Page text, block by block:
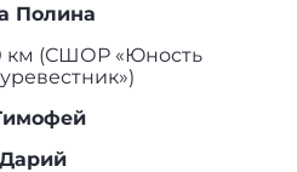
Полина
км (СШОР «Юность